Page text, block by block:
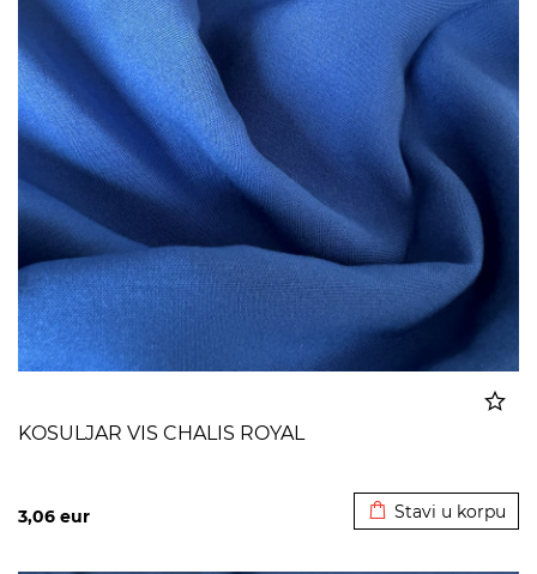
KOSULJAR VIS CHALIS ROYAL
3,06 eur Stavi u korpu